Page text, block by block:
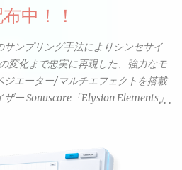
中！！
サンプリング手法によりシンセサイ
変化まで忠実に再現した、強力なモ
ジエーター/マルチエフェクトを搭載
ー Sonuscore「Elysion Elements」
量も7GBを超えます。複数の設定に
め、あらかじめアルペジオがプロ